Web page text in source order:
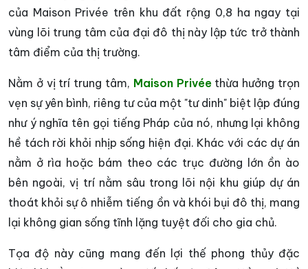
của Maison Privée trên khu đất rộng 0,8 ha ngay tại
vùng lõi trung tâm của đại đô thị này lập tức trở thành
tâm điểm của thị trường.
Nằm ở vị trí trung tâm, Maison Privéethừa hưởng trọn
vẹn sự yên bình, riêng tư của một "tư dinh" biệt lập đúng
như ý nghĩa tên gọi tiếng Pháp của nó, nhưng lại không
hề tách rời khỏi nhịp sống hiện đại. Khác với các dự án
nằm ở rìa hoặc bám theo các trục đường lớn ồn ào
bên ngoài, vị trí nằm sâu trong lõi nội khu giúp dự án
thoát khỏi sự ô nhiễm tiếng ồn và khói bụi đô thị, mang
lại không gian sống tĩnh lặng tuyệt đối cho gia chủ.
Tọa độ này cũng mang đến lợi thế phong thủy đặc